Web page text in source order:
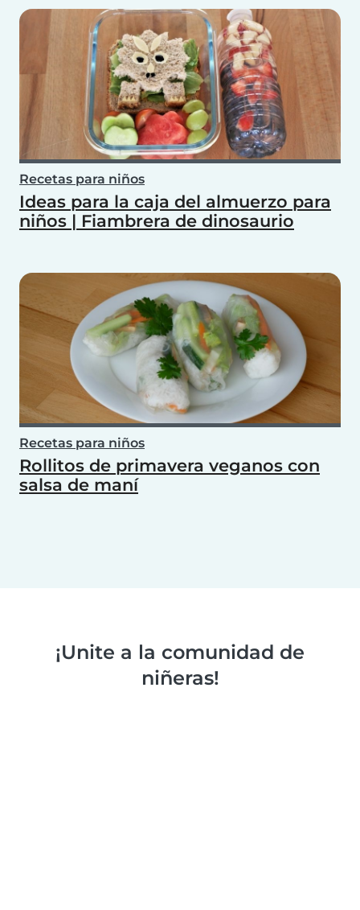
Recetas para niños
Ideas para la caja del almuerzo para
niños | Fiambrera de dinosaurio
Recetas para niños
Rollitos de primavera veganos con
salsa de maní
¡Unite a la comunidad de
niñeras!